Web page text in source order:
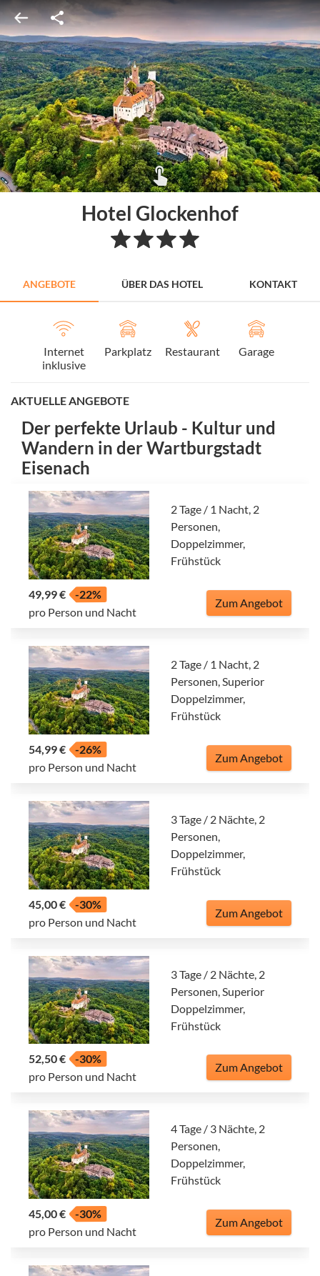
Hotel Glockenhof
ANGEBOTE ÜBER DAS HOTEL KONTAKT
Internet
inklusive
Parkplatz Restaurant Garage
AKTUELLE ANGEBOTE
Der perfekte Urlaub - Kultur und
Wandern in der Wartburgstadt
Eisenach
2 Tage / 1 Nacht, 2
Personen,
Doppelzimmer,
Frühstück
49,99 €
-22%
pro Person und Nacht
Zum Angebot
2 Tage / 1 Nacht, 2
Personen, Superior
Doppelzimmer,
Frühstück
54,99 €
-26%
pro Person und Nacht
Zum Angebot
3 Tage / 2 Nächte, 2
Personen,
Doppelzimmer,
Frühstück
45,00 €
-30%
pro Person und Nacht
Zum Angebot
3 Tage / 2 Nächte, 2
Personen, Superior
Doppelzimmer,
Frühstück
52,50 €
-30%
pro Person und Nacht
Zum Angebot
4 Tage / 3 Nächte, 2
Personen,
Doppelzimmer,
Frühstück
45,00 €
-30%
pro Person und Nacht
Zum Angebot